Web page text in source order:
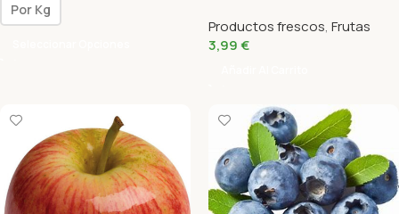
Por Kg
Productos frescos, Frutas
3,99€